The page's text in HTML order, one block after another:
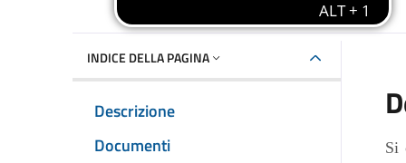
INDICE DELLA PAGINA
Descrizione
Documenti
Si